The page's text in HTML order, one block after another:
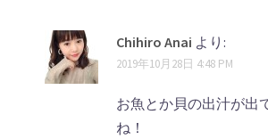
ビ
ゲ
ー
Chihiro Anai より:
2019年10月28日 4:48 PM
お魚とか貝の出汁が出
ね！